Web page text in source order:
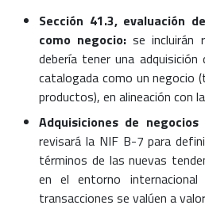
Sección 41.3, evaluación
como negocio: se incluirán
debería tener una
catalogada como un negocio
productos), en alineación con
Adquisiciones de
revisará la NIF B-7 para
términos de las nuevas
en el entorno
transacciones se valúen a